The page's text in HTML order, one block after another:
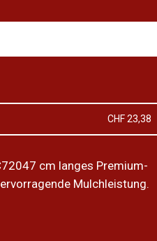
CHF 23,38
cm langes Premium-
Mulchleistung.